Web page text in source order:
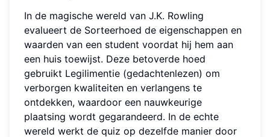
In de magische wereld van J.K. Rowling
evalueert de Sorteerhoed de eigenschappen en
waarden van een student voordat hij hem aan
een huis toewijst. Deze betoverde hoed
gebruikt Legilimentie (gedachtenlezen) om
verborgen kwaliteiten en verlangens te
ontdekken, waardoor een nauwkeurige
plaatsing wordt gegarandeerd. In de echte
wereld werkt de quiz op dezelfde manier door